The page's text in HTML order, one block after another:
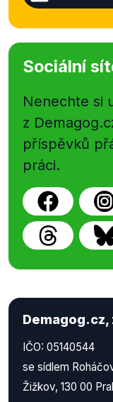
Sociální
Nenechte si
z
příspěvků
práci.
Demagog.cz,
IČO: 05140544
se sídlem
Žižkov, 130 00